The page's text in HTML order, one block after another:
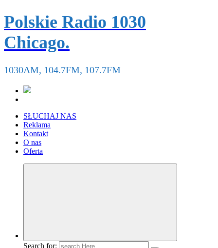
Polskie Radio 1030
Chicago.
1030AM, 104.7FM, 107.7FM
SŁUCHAJ NAS
Reklama
Kontakt
O nas
Oferta
Search for: